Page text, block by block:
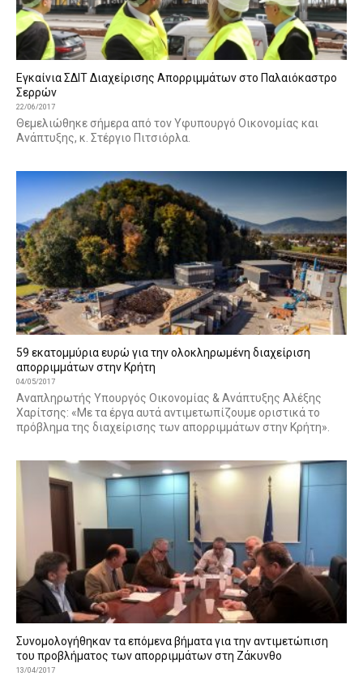
Εγκαίνια ΣΔΙΤ Διαχείρισης Απορριμμάτων στο Παλαιόκαστρο
Σερρών
22/06/2017
Θεμελιώθηκε σήμερα από τον Υφυπουργό Οικονομίας και
Ανάπτυξης, κ. Στέργιο Πιτσιόρλα.
59 εκατομμύρια ευρώ για την ολοκληρωμένη διαχείριση
απορριμμάτων στην Κρήτη
04/05/2017
Αναπληρωτής Υπουργός Οικονομίας & Ανάπτυξης Αλέξης
Χαρίτσης: «Με τα έργα αυτά αντιμετωπίζουμε οριστικά το
πρόβλημα της διαχείρισης των απορριμμάτων στην Κρήτη».
Συνομολογήθηκαν τα επόμενα βήματα για την αντιμετώπιση
του προβλήματος των απορριμμάτων στη Ζάκυνθο
13/04/2017